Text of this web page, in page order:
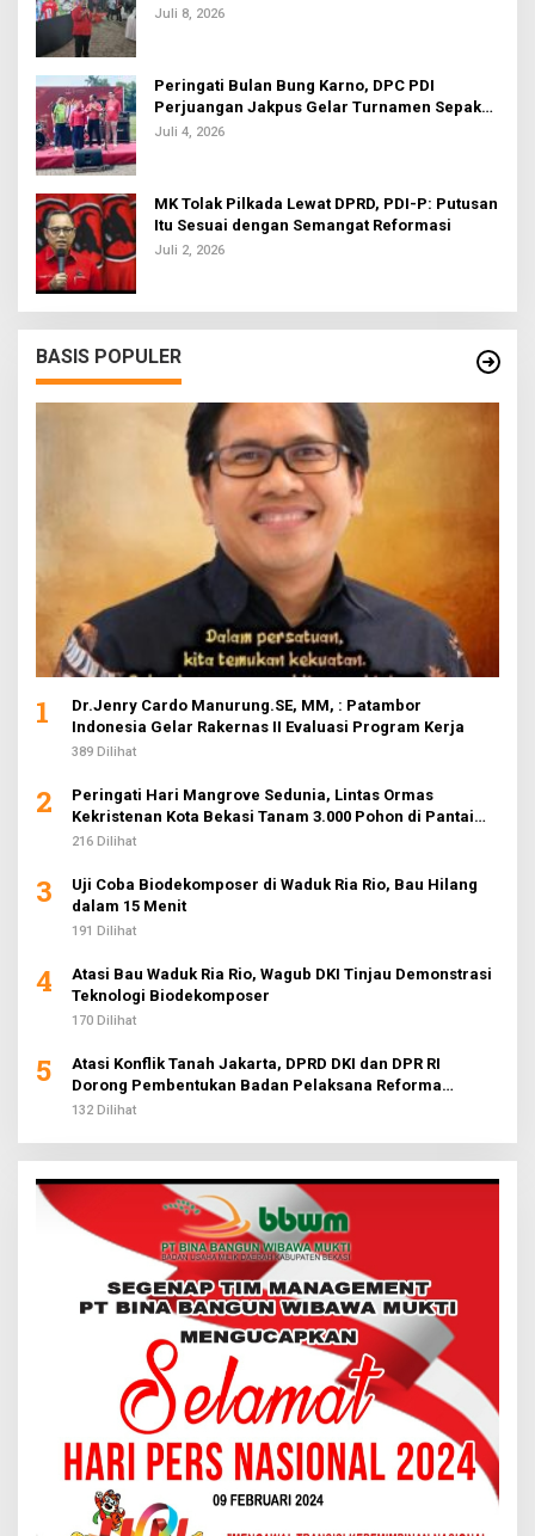
Juli 8, 2026
Peringati Bulan Bung Karno, DPC PDI
Perjuangan Jakpus Gelar Turnamen Sepak
Bola U-20
Juli 4, 2026
MK Tolak Pilkada Lewat DPRD, PDI-P: Putusan
Itu Sesuai dengan Semangat Reformasi
Juli 2, 2026
BASIS POPULER
1
Dr.Jenry Cardo Manurung.SE, MM, : Patambor
Indonesia Gelar Rakernas II Evaluasi Program Kerja
389 Dilihat
2
Peringati Hari Mangrove Sedunia, Lintas Ormas
Kekristenan Kota Bekasi Tanam 3.000 Pohon di Pantai
Sederhana
216 Dilihat
3
Uji Coba Biodekomposer di Waduk Ria Rio, Bau Hilang
dalam 15 Menit
191 Dilihat
4
Atasi Bau Waduk Ria Rio, Wagub DKI Tinjau Demonstrasi
Teknologi Biodekomposer
170 Dilihat
5
Atasi Konflik Tanah Jakarta, DPRD DKI dan DPR RI
Dorong Pembentukan Badan Pelaksana Reforma
Agraria
132 Dilihat